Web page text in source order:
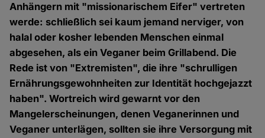
Anhängern mit "missionarischem Eifer" vertreten
werde: schließlich sei kaum jemand nerviger, von
halal oder kosher lebenden Menschen einmal
abgesehen, als ein Veganer beim Grillabend. Die
Rede ist von "Extremisten", die ihre "schrulligen
Ernährungsgewohnheiten zur Identität hochgejazzt
haben". Wortreich wird gewarnt vor den
Mangelerscheinungen, denen Veganerinnen und
Veganer unterlägen, sollten sie ihre Versorgung mit